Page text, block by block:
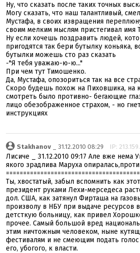
Ну, что сказать после таких точных
Могу сказать, что наш талантливый,
Мустафа, в своих извращения
своим мелким мыслям пристегивал имя
Ну если хочешь поздравить людей,
пригодятся так бери бутылку коньяка,
бутылки можешь сто раз сказать
-"Я тебя уважаю-ю-ю..."
При чем тут Тимошенко.
Да, Мустафа, опозориться так на все
Скоро будешь похож на Пиховшика, на
смотреть было противно- бегающие
лицо обезображенное страхом, - но
инструкциях
Stakhanov _ 31.12.2010 08:29 IP:
Лисиче _ 31.12.2010 09:17 Але вже нема
якого зрадлива Маруха опиралась,проти
Ты, хвостатый, забыл вспомнить как
президент руками Лехи-мерседеса
дол. США, как затянул Фирташа на
произволу в НБУ при выдаче ресурсов
детсткую больницу, как привел
прочее. Самый большой вред
этим ничтожным человеком, ныне
фестивалям и не смеющим подать
его, убогого, к власти.